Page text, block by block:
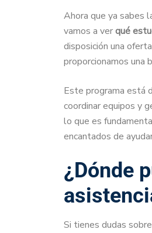
Ahora que ya sabes
vamos a verqué
disposición una
proporcionamos una
Este programa está
coordinar equipos y
lo que es
encantados de
¿Dónde
Si tienes dudas